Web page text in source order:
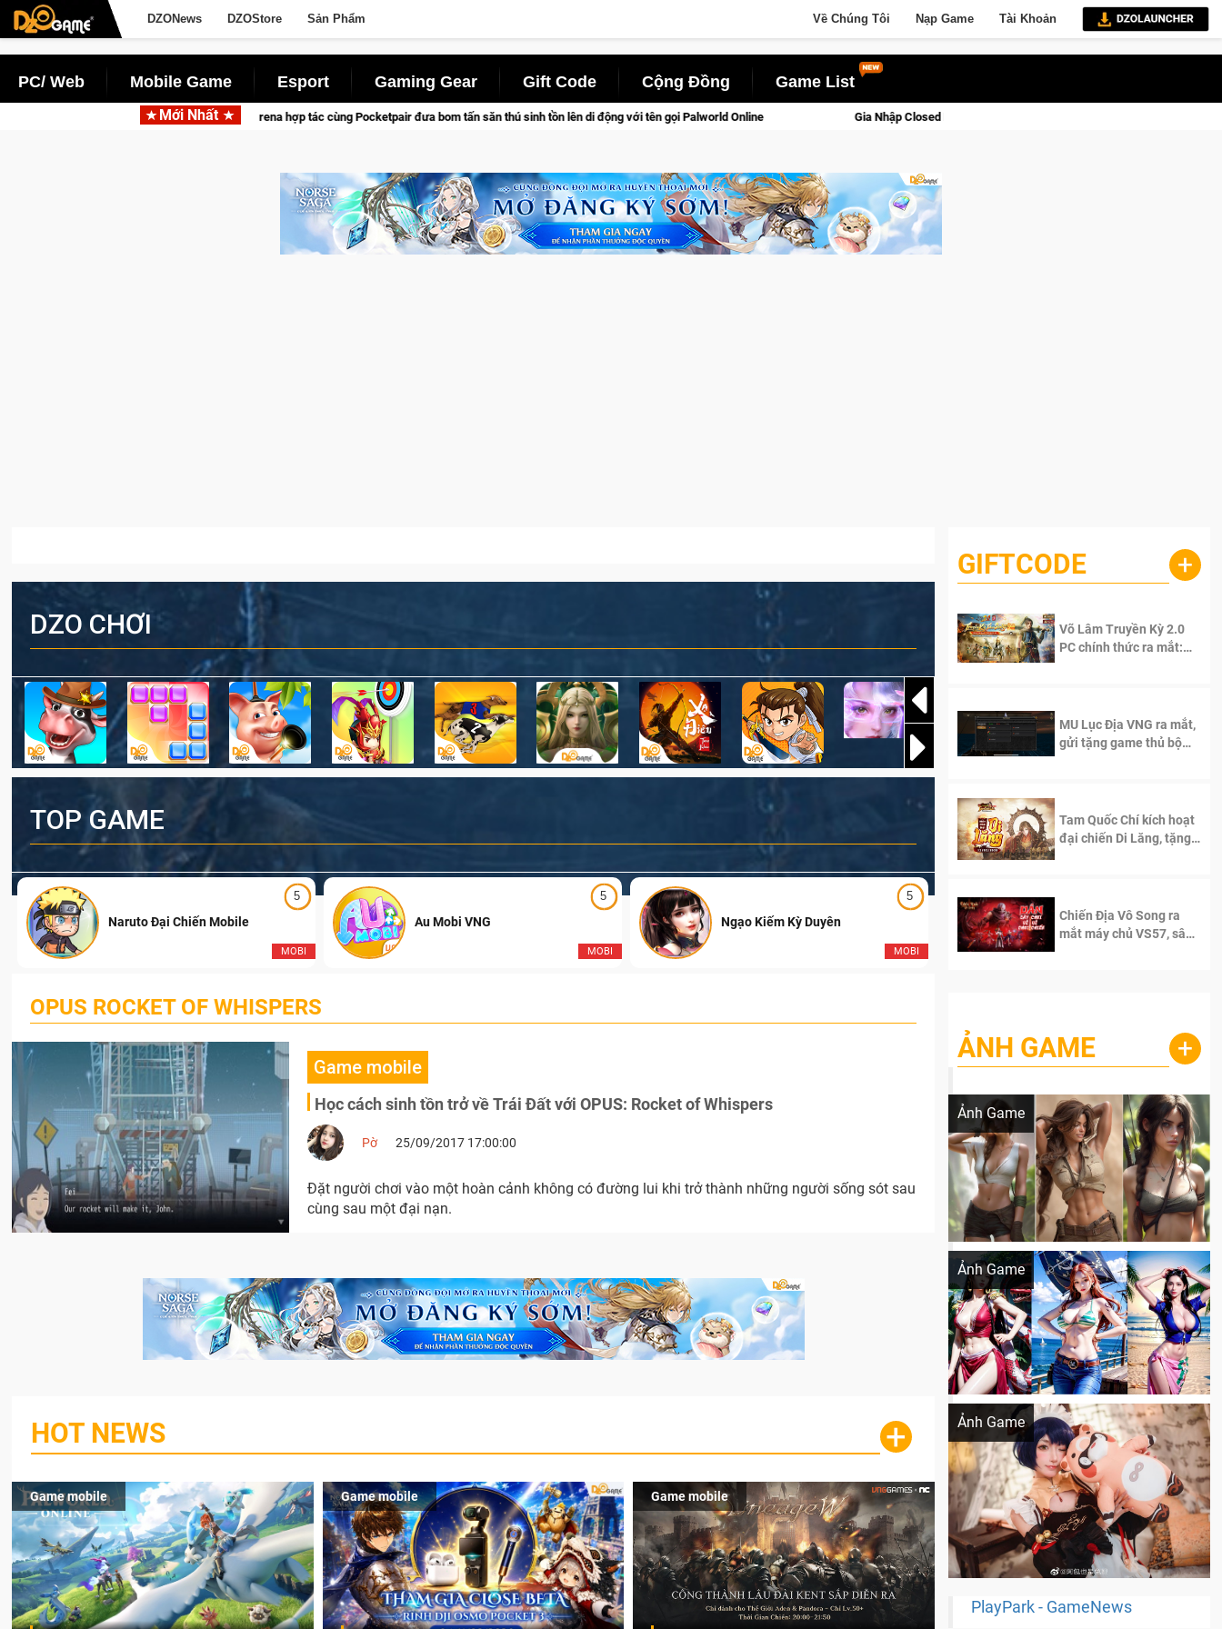
DZONews DZOStore Sản Phẩm Về Chúng Tôi Nạp Game Tài Khoản
PC/ Web Mobile Game Esport Gaming Gear Gift Code Cộng Đồng Game List
Mới Nhất
Garena hợp tác cùng Pocketpair đưa bom tấn săn thú sinh tồn lên di động với tên gọi Palworld Online Gia Nhập Closed Beta Norse Saga: Cửu Giới Thức Tỉnh, Săn DJI Osmo Pocket 3 Ngay Hôm
DZO CHƠI
TOP GAME
5
MOBI
Naruto Đại Chiến Mobile
5
MOBI
Au Mobi VNG
5
MOBI
Ngạo Kiếm Kỳ Duyên Ngạo Thiên Mobile
OPUS ROCKET OF WHISPERS
Game mobile
Học cách sinh tồn trở về Trái Đất với OPUS: Rocket of Whispers
Pờ 25/09/2017 17:00:00
Đặt người chơi vào một hoàn cảnh không có đường lui khi trở thành những người sống sót sau
cùng sau một đại nạn.
HOT NEWS +
Game mobile Game mobile Game mobile
GIFTCODE +
Võ Lâm Truyền Kỳ 2.0
PC chính thức ra mắt:
MU Lục Địa VNG ra mắt,
gửi tặng game thủ bộ
Tam Quốc Chí kích hoạt
đại chiến Di Lăng, tặng
Chiến Địa Vô Song ra
mắt máy chủ VS57, sân
ẢNH GAME +
Ảnh Game
Lala Croft vừa nóng vừa xinh dưới nét vẽ
Ảnh Game
Khi AI Cosplay gái đẹp One Piece
Ảnh Game
Cosplay Xiangling siêu cute
PlayPark - GameNews